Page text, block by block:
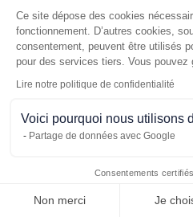
Ce site dépose des cookies
fonctionnement. D’autres cookies,
consentement, peuvent être utilisés
pour des services tiers. Vous pouvez
Lire notre politique de confidentialité
Voici pourquoi nous utilisons
Partage de données avec Google
Consentements
Non merci Je